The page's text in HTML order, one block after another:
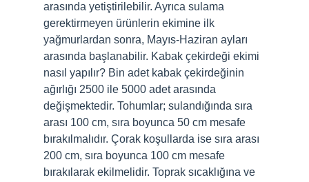
arasında yetiştirilebilir. Ayrıca sulama
gerektirmeyen ürünlerin ekimine ilk
yağmurlardan sonra, Mayıs-Haziran ayları
arasında başlanabilir. Kabak çekirdeği ekimi
nasıl yapılır? Bin adet kabak çekirdeğinin
ağırlığı 2500 ile 5000 adet arasında
değişmektedir. Tohumlar; sulandığında sıra
arası 100 cm, sıra boyunca 50 cm mesafe
bırakılmalıdır. Çorak koşullarda ise sıra arası
200 cm, sıra boyunca 100 cm mesafe
bırakılarak ekilmelidir. Toprak sıcaklığına ve